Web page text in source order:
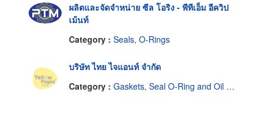
ผลิตและจัดจำหน่าย ซีล โอริง - พีทีเอ็ม อีควิป
เม้นท์
Category : Seals, O-Rings
บริษัท ไทย ไจแอนท์ จำกัด
Category : Gaskets, Seal O-Ring and Oil Seals